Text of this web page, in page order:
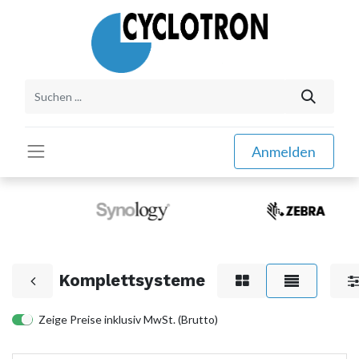
Anmelden
Komplettsysteme
Zeige Preise inklusiv MwSt. (Brutto)